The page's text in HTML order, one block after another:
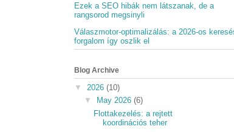
Ezek a SEO hibák nem látszanak, de a
rangsorod megsinyli
Válaszmotor-optimalizálás: a 2026-os
forgalom így oszlik el
Blog Archive
▼ 2026 (10)
▼
May 2026 (6)
Flottakezelés: a rejtett
koordinációs teher